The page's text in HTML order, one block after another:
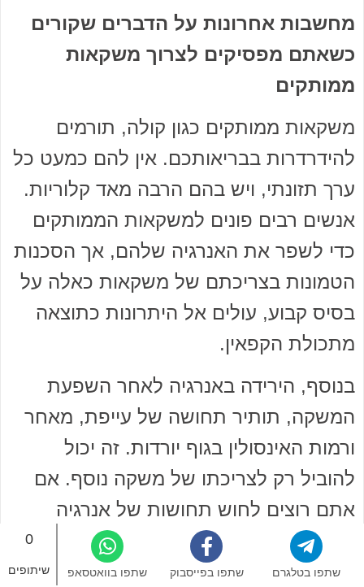
מחשבות אחרונות על הדברים שקורים
כשאתם מפסיקים לצרוך משקאות
ממותקים
משקאות ממותקים כגון קולה, תורמים
להידרדרות בבריאותכם. אין להם כמעט כל
ערך תזונתי, ויש בהם הרבה מאד קלוריות.
אנשים רבים פונים למשקאות הממותקים
כדי לשפר את האנרגיה שלהם, אך הסכנות
הטמונות בצריכתם של משקאות כאלה על
בסיס קבוע, עולים אל היתרונות כתוצאה
מתכולת הקפאין.
בנוסף, הירידה באנרגיה לאחר השפעת
המשקה, תותיר תחושה של עייפת, מאחר
ורמות האינסולין בגוף יורדות. זה יכול
להוביל רק לצריכתו של משקה נוסף. אם
אתם רוצים לחוש תחושות של אנרגיה
ממושכות במהלך היום, שיקלו לצרוך
במקום זה, מים. כמו כן, קחו איתכם
0
שיתופים שתפו בוואטסאפ שתפו בפייסבוק שתפו בטלגרם